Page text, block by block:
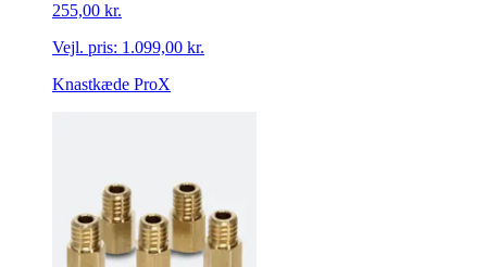
255,00 kr.
Vejl. pris: 1.099,00 kr.
Knastkæde ProX